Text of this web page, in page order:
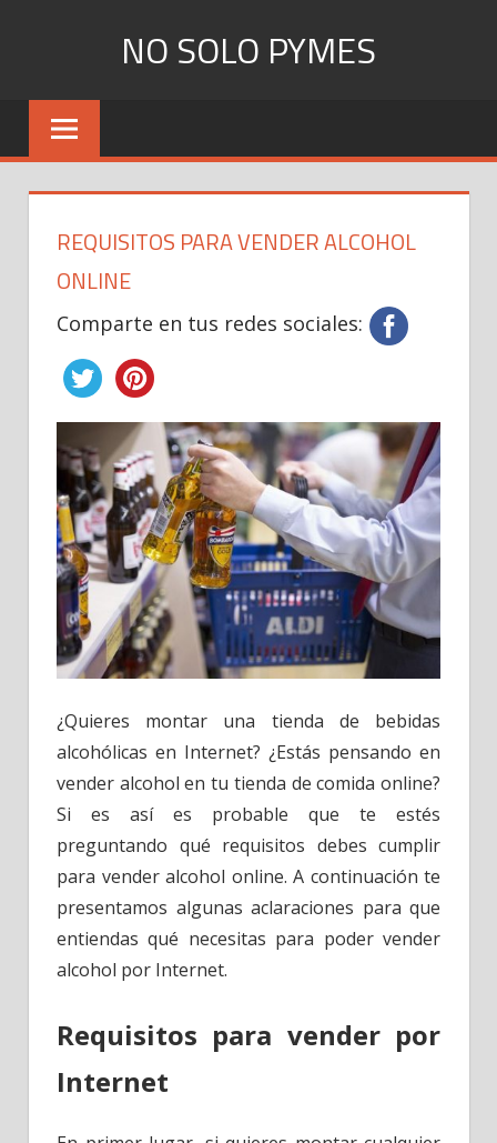
NO SOLO PYMES
Todo
que
necesita
saber
REQUISITOS PARA VENDER ALCOHOL
ONLINE
Comparte en tus redes sociales:
¿Quieres montar una tienda de bebidas
alcohólicas en Internet? ¿Estás pensando en
vender alcohol en tu tienda de comida online?
Si es así es probable que te estés
preguntando qué requisitos debes cumplir
para vender alcohol online. A continuación te
presentamos algunas aclaraciones para que
entiendas qué necesitas para poder vender
alcohol por Internet.
Requisitos para vender por
Internet